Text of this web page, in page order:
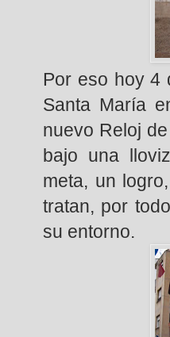
Por eso hoy 4
Santa María
nuevo Reloj
bajo una
meta, un
tratan, por
su entorno.